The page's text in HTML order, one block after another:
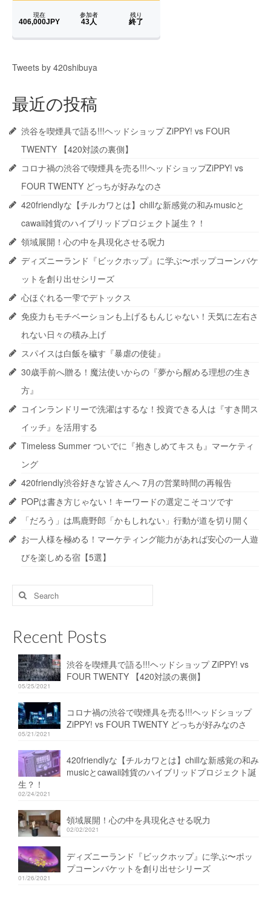
Tweets by 420shibuya
最近の投稿
渋谷を喫煙具で語る!!!ヘッドショップ ZiPPY! vs FOUR
TWENTY 【420対談の裏側】
コロナ禍の渋谷で喫煙具を売る!!!ヘッドショップZiPPY! vs
FOUR TWENTY どっちが好みなのさ
420friendlyな【チルカワとは】chillな新感覚の和みmusicと
cawaii雑貨のハイブリッドプロジェクト誕生？！
領域展開！心の中を具現化させる呪力
ディズニーランド『ビックホップ』に学ぶ〜ポップコーンバケ
ットを創り出せシリーズ
心ほぐれる一雫でデトックス
免疫力もモチベーションも上げるもんじゃない！天気に左右さ
れない日々の積み上げ
スパイスは白飯を穢す『暴虐の使徒』
30歳手前へ贈る！魔法使いからの『夢から醒める理想の生き
方』
コインランドリーで洗濯はするな！投資できる人は『すき間ス
イッチ』を活用する
Timeless Summer ついでに『抱きしめてキスも』マーケティ
ング
420friendly渋谷好きな皆さんへ 7月の営業時間の再報告
POPは書き方じゃない！キーワードの選定こそコツです
「だろう」は馬鹿野郎「かもしれない」行動が道を切り開く
お一人様を極める！マーケティング能力があれば安心の一人遊
びを楽しめる宿【5選】
Search
for:
Recent Posts
渋谷を喫煙具で語る!!!ヘッドショップ ZiPPY! vs
FOUR TWENTY 【420対談の裏側】
05/25/2021
コロナ禍の渋谷で喫煙具を売る!!!ヘッドショップ
ZiPPY! vs FOUR TWENTY どっちが好みなのさ
05/21/2021
420friendlyな【チルカワとは】chillな新感覚の和み
musicとcawaii雑貨のハイブリッドプロジェクト誕
生？！
02/24/2021
領域展開！心の中を具現化させる呪力
02/02/2021
ディズニーランド『ビックホップ』に学ぶ〜ポッ
プコーンバケットを創り出せシリーズ
01/26/2021